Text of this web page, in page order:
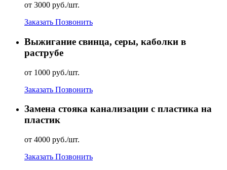
от 3000 руб./шт.
Заказать Позвонить
Выжигание свинца, серы, каболки в
раструбе
от 1000 руб./шт.
Заказать Позвонить
Замена стояка канализации с пластика на
пластик
от 4000 руб./шт.
Заказать Позвонить